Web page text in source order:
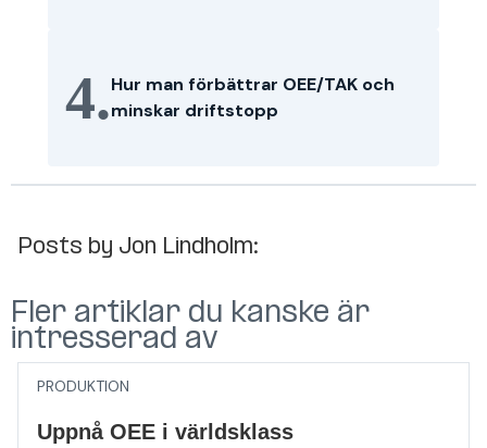
4.Hur man förbättrar OEE/TAK och
minskar driftstopp
Posts by Jon Lindholm:
Fler artiklar du kanske är
intresserad av
PRODUKTION
Uppnå OEE i världsklass